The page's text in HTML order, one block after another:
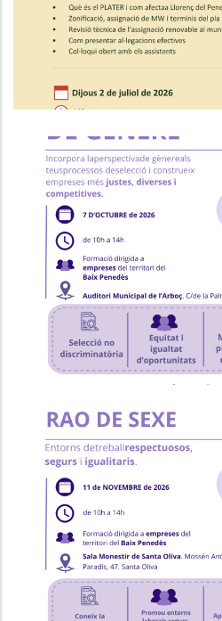
Medi
Formació "RRHH I
Perspectiva
Ocupació ,P.
Formació
Contra
Per Raó
Ocupació,P.